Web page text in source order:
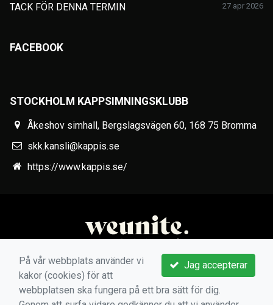
TACK FÖR DENNA TERMIN 27 apr 2026
FACEBOOK
STOCKHOLM KAPPSIMNINGSKLUBB
Åkeshov simhall, Bergslagsvägen 60, 168 75 Bromma
skk.kansli@kappis.se
https://www.kappis.se/
Jag accepterar
På vår webbplats använder vi
kakor (cookies) för att
webbplatsen ska fungera på ett bra sätt för dig.